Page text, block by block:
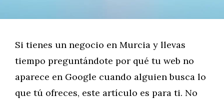
Si tienes un negocio en Murcia y llevas
tiempo preguntándote por qué tu web no
aparece en Google cuando alguien busca lo
que tú ofreces, este artículo es para ti. No